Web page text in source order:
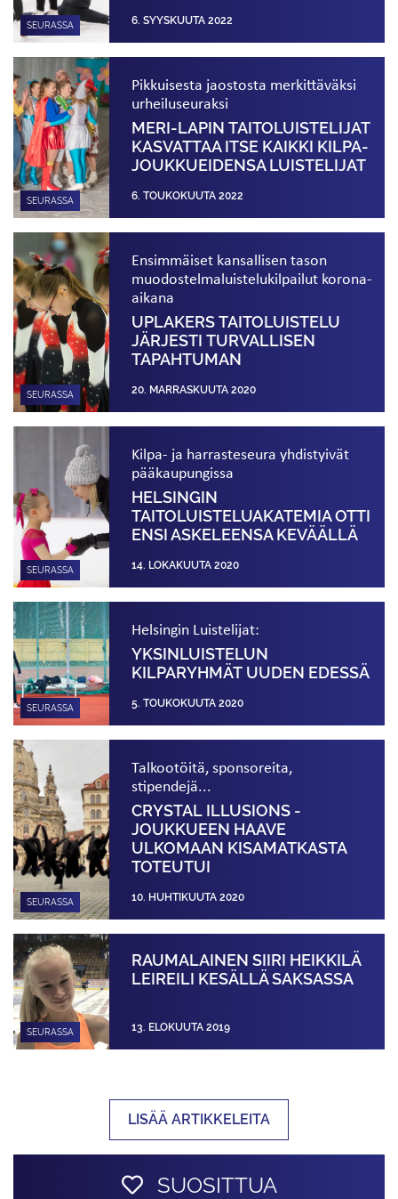
SEURASSA 6. SYYSKUUTA 2022
SEURASSA
Pikkuisesta jaostosta merkittäväksi
urheiluseuraksi
MERI-LAPIN TAITOLUISTELIJAT
KASVATTAA ITSE KAIKKI KILPA­
JOUKKUEIDENSA LUISTELIJAT
6. TOUKOKUUTA 2022
SEURASSA
Ensimmäiset kansallisen tason
muodostelma­luistelukilpailut korona-
aikana
UPLAKERS TAITOLUISTELU
JÄRJESTI TURVALLISEN
TAPAHTUMAN
20. MARRASKUUTA 2020
SEURASSA
Kilpa- ja harrasteseura yhdistyivät
pääkaupungissa
HELSINGIN
TAITOLUISTELUAKATEMIA OTTI
ENSI ASKELEENSA KEVÄÄLLÄ
14. LOKAKUUTA 2020
SEURASSA
Helsingin Luistelijat:
YKSINLUISTELUN
KILPARYHMÄT UUDEN EDESSÄ
5. TOUKOKUUTA 2020
SEURASSA
Talkootöitä, sponsoreita,
stipendejä...
CRYSTAL ILLUSIONS -
JOUKKUEEN HAAVE
ULKOMAAN KISAMATKASTA
TOTEUTUI
10. HUHTIKUUTA 2020
SEURASSA
RAUMALAINEN SIIRI HEIKKILÄ
LEIREILI KESÄLLÄ SAKSASSA
13. ELOKUUTA 2019
LISÄÄ ARTIKKELEITA
SUOSITTUA